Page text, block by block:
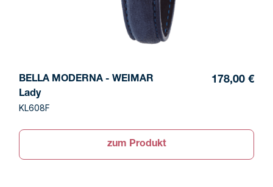
BELLA MODERNA - WEIMAR
Lady
KL608F
178,00 €
zum Produkt